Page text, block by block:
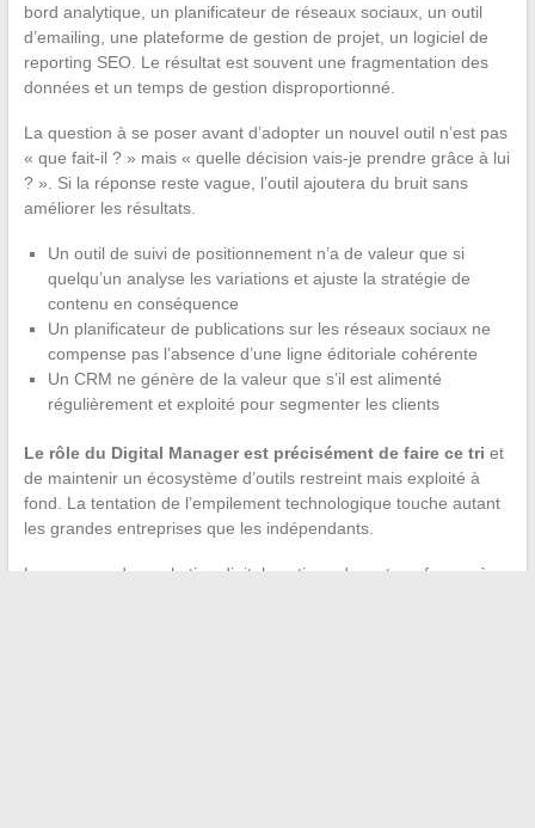
bord analytique, un planificateur de réseaux sociaux, un outil
d’emailing, une plateforme de gestion de projet, un logiciel de
reporting SEO. Le résultat est souvent une fragmentation des
données et un temps de gestion disproportionné.
La question à se poser avant d’adopter un nouvel outil n’est pas
« que fait-il ? » mais « quelle décision vais-je prendre grâce à lui
? ». Si la réponse reste vague, l’outil ajoutera du bruit sans
améliorer les résultats.
Un outil de suivi de positionnement n’a de valeur que si
quelqu’un analyse les variations et ajuste la stratégie de
contenu en conséquence
Un planificateur de publications sur les réseaux sociaux ne
compense pas l’absence d’une ligne éditoriale cohérente
Un CRM ne génère de la valeur que s’il est alimenté
régulièrement et exploité pour segmenter les clients
Le rôle du Digital Manager est précisément de faire ce tri et
de maintenir un écosystème d’outils restreint mais exploité à
fond. La tentation de l’empilement technologique touche autant
les grandes entreprises que les indépendants.
Le paysage du marketing digital continue de se transformer à